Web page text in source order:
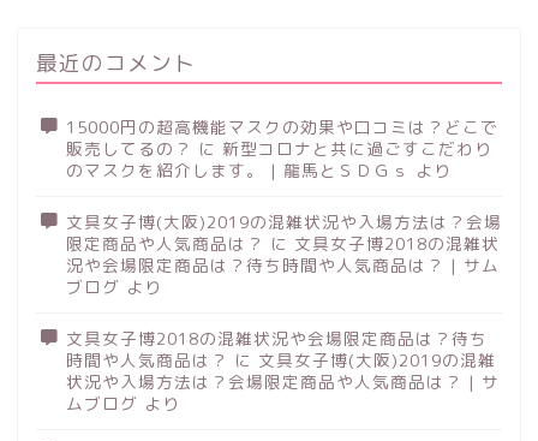
最近のコメント
15000円の超高機能マスクの効果や口コミは？どこで
販売してるの？ に 新型コロナと共に過ごすこだわり
のマスクを紹介します。 | 龍馬とＳＤＧｓ
より
文具女子博(大阪)2019の混雑状況や入場方法は？会場
限定商品や人気商品は？ に 文具女子博2018の混雑状
況や会場限定商品は？待ち時間や人気商品は？ | サム
ブログ より
文具女子博2018の混雑状況や会場限定商品は？待ち
時間や人気商品は？ に 文具女子博(大阪)2019の混雑
状況や入場方法は？会場限定商品や人気商品は？ | サ
ムブログ より